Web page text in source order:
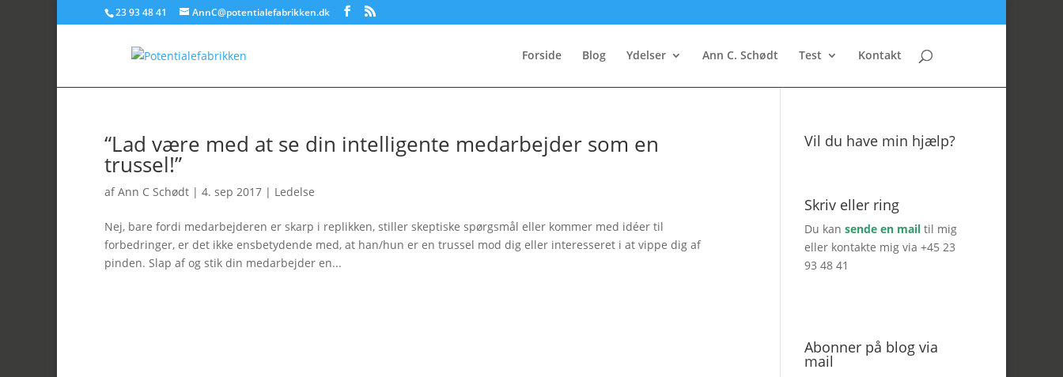
23 93 48 41 AnnC@potentialefabrikken.dk
Forside Blog Ydelser Ann C. Schødt Test Kontakt
“Lad være med at se din intelligente medarbejder som en
trussel!”
afAnn C Schødt | 4. sep 2017 | Ledelse
Nej, bare fordi medarbejderen er skarp i replikken, stiller skeptiske spørgsmål eller kommer med idéer til
forbedringer, er det ikke ensbetydende med, at han/hun er en trussel mod dig eller interesseret i at vippe dig af
pinden. Slap af og stik din medarbejder en...
Vil du have min hjælp?
Skriv eller ring
Du kan sende en mail til mig
eller kontakte mig via +45 23
93 48 41
Abonner på blog via
mail